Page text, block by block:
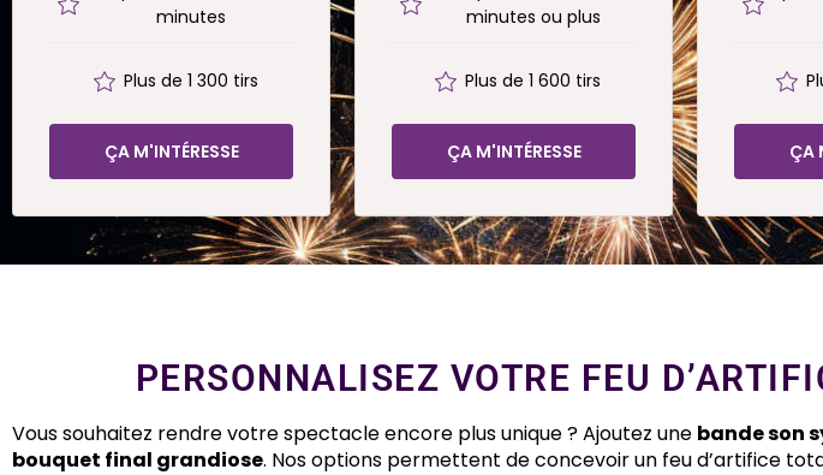
minutes
Plus de 1 300 tirs
ÇA M'INTÉRESSE
minutes ou plus
Plus de 1 600 tirs
ÇA M'INTÉRESSE ÇA
PERSONNALISEZ VOTRE FEU
Vous souhaitez rendre votre spectacle encore plus unique ? Ajoutez une bande son
bouquet final grandiose. Nos options permettent de concevoir un feu d’artifice